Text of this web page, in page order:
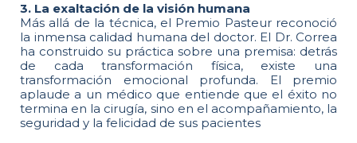
3. La exaltación de la visión humana
Más allá de la técnica, el Premio Pasteur reconoció
la inmensa calidad humana del doctor. El Dr. Correa
ha construido su práctica sobre una premisa: detrás
de cada transformación física, existe una
transformación emocional profunda. El premio
aplaude a un médico que entiende que el éxito no
termina en la cirugía, sino en el acompañamiento, la
seguridad y la felicidad de sus pacientes